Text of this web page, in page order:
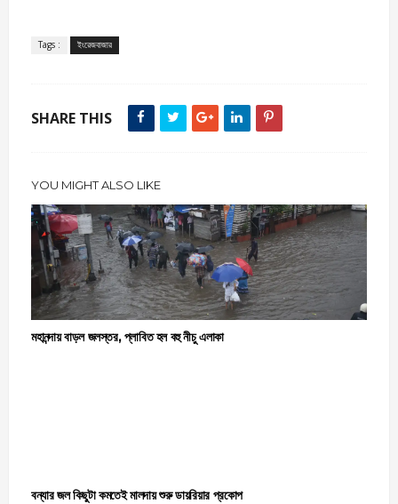
Tags : ইংরেজবাজার
SHARE THIS
YOU MIGHT ALSO LIKE
মহানন্দায় বাড়ল জলস্তর, প্লাবিত হল বহু নীচু এলাকা
বন্যার জল কিছুটা কমতেই মালদায় শুরু ডায়রিয়ার প্রকোপ